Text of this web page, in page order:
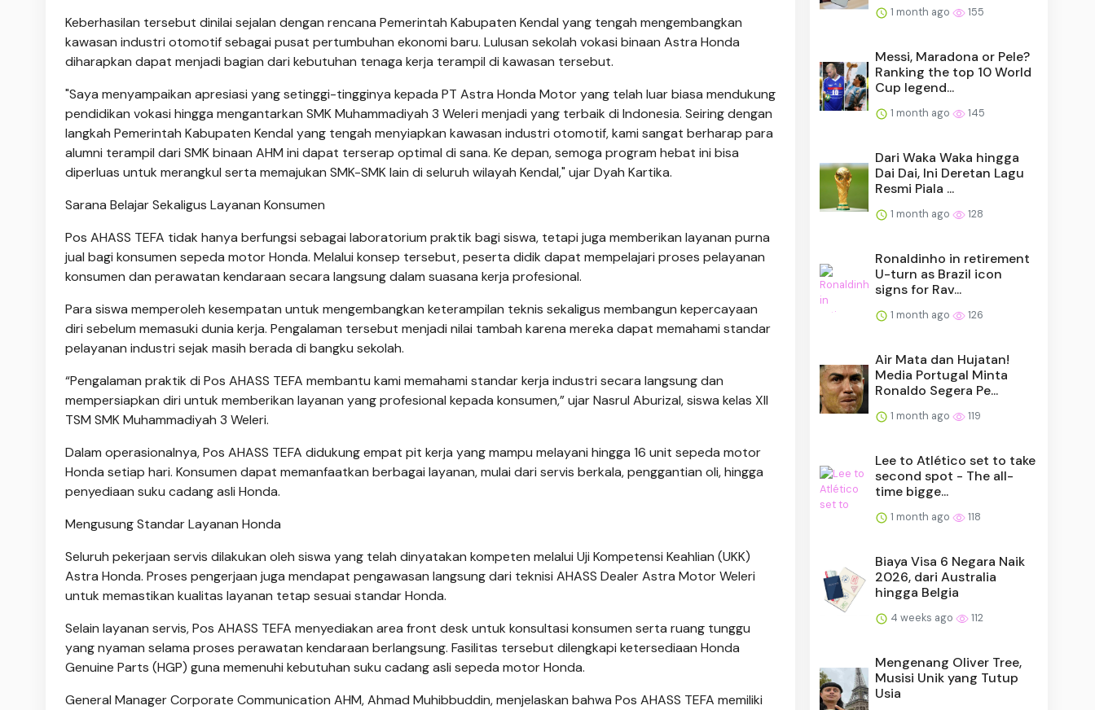
Keberhasilan tersebut dinilai sejalan dengan rencana Pemerintah Kabupaten Kendal yang tengah mengembangkan
kawasan industri otomotif sebagai pusat pertumbuhan ekonomi baru. Lulusan sekolah vokasi binaan Astra Honda
diharapkan dapat menjadi bagian dari kebutuhan tenaga kerja terampil di kawasan tersebut.
"Saya menyampaikan apresiasi yang setinggi-tingginya kepada PT Astra Honda Motor yang telah luar biasa mendukung
pendidikan vokasi hingga mengantarkan SMK Muhammadiyah 3 Weleri menjadi yang terbaik di Indonesia. Seiring dengan
langkah Pemerintah Kabupaten Kendal yang tengah menyiapkan kawasan industri otomotif, kami sangat berharap para
alumni terampil dari SMK binaan AHM ini dapat terserap optimal di sana. Ke depan, semoga program hebat ini bisa
diperluas untuk merangkul serta memajukan SMK-SMK lain di seluruh wilayah Kendal," ujar Dyah Kartika.
Sarana Belajar Sekaligus Layanan Konsumen
Pos AHASS TEFA tidak hanya berfungsi sebagai laboratorium praktik bagi siswa, tetapi juga memberikan layanan purna
jual bagi konsumen sepeda motor Honda. Melalui konsep tersebut, peserta didik dapat mempelajari proses pelayanan
konsumen dan perawatan kendaraan secara langsung dalam suasana kerja profesional.
Para siswa memperoleh kesempatan untuk mengembangkan keterampilan teknis sekaligus membangun kepercayaan
diri sebelum memasuki dunia kerja. Pengalaman tersebut menjadi nilai tambah karena mereka dapat memahami standar
pelayanan industri sejak masih berada di bangku sekolah.
“Pengalaman praktik di Pos AHASS TEFA membantu kami memahami standar kerja industri secara langsung dan
mempersiapkan diri untuk memberikan layanan yang profesional kepada konsumen,” ujar Nasrul Aburizal, siswa kelas XII
TSM SMK Muhammadiyah 3 Weleri.
Dalam operasionalnya, Pos AHASS TEFA didukung empat pit kerja yang mampu melayani hingga 16 unit sepeda motor
Honda setiap hari. Konsumen dapat memanfaatkan berbagai layanan, mulai dari servis berkala, penggantian oli, hingga
penyediaan suku cadang asli Honda.
Mengusung Standar Layanan Honda
Seluruh pekerjaan servis dilakukan oleh siswa yang telah dinyatakan kompeten melalui Uji Kompetensi Keahlian (UKK)
Astra Honda. Proses pengerjaan juga mendapat pengawasan langsung dari teknisi AHASS Dealer Astra Motor Weleri
untuk memastikan kualitas layanan tetap sesuai standar Honda.
Selain layanan servis, Pos AHASS TEFA menyediakan area front desk untuk konsultasi konsumen serta ruang tunggu
yang nyaman selama proses perawatan kendaraan berlangsung. Fasilitas tersebut dilengkapi ketersediaan Honda
Genuine Parts (HGP) guna memenuhi kebutuhan suku cadang asli sepeda motor Honda.
General Manager Corporate Communication AHM, Ahmad Muhibbuddin, menjelaskan bahwa Pos AHASS TEFA memiliki
1 month ago 155
Messi, Maradona or Pele?
Ranking the top 10 World
Cup legend...
1 month ago 145
Dari Waka Waka hingga
Dai Dai, Ini Deretan Lagu
Resmi Piala ...
1 month ago 128
Ronaldinho in retirement
U-turn as Brazil icon
signs for Rav...
1 month ago 126
Air Mata dan Hujatan!
Media Portugal Minta
Ronaldo Segera Pe...
1 month ago 119
Lee to Atlético set to take
second spot - The all-
time bigge...
1 month ago 118
Biaya Visa 6 Negara Naik
2026, dari Australia
hingga Belgia
4 weeks ago 112
Mengenang Oliver Tree,
Musisi Unik yang Tutup
Usia